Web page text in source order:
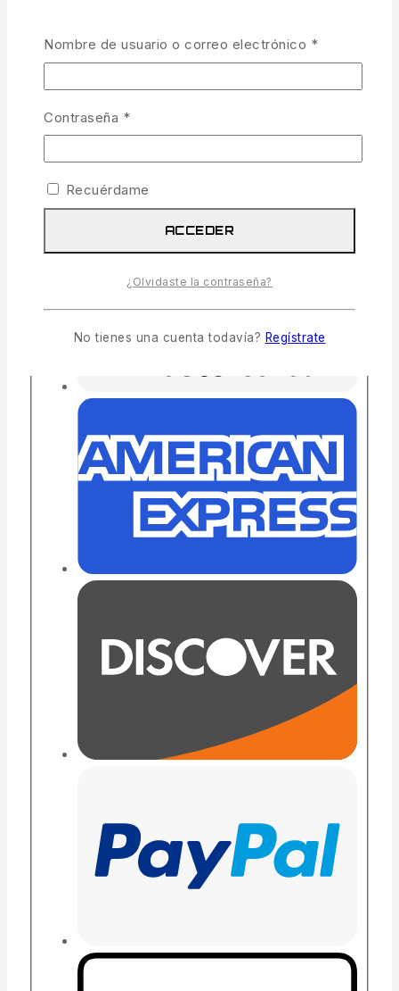
Nombre de usuario o correo electrónico *Obligatorio
Contraseña *Obligatorio
Recuérdame
ACCEDER
¿Olvidaste la contraseña?
No tienes una cuenta todavía? Regístrate